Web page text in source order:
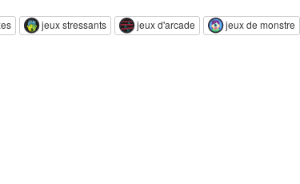
jeux stressants jeux d'arcade jeux de monstre